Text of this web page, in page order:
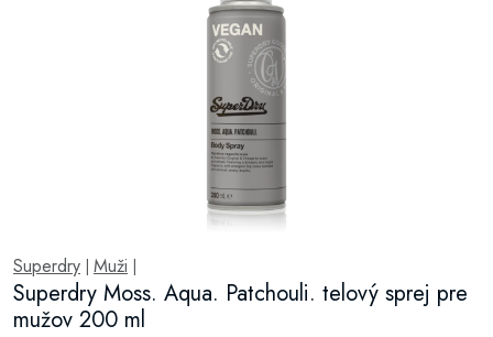
Superdry Muži
Superdry Moss. Aqua. Patchouli. telový sprej pre
mužov 200 ml